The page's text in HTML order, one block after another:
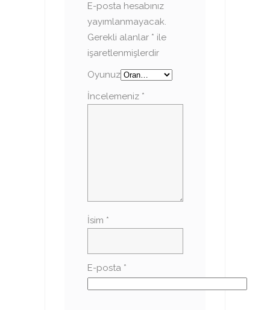
E-posta hesabınız
yayımlanmayacak.
Gerekli alanlar * ile
işaretlenmişlerdir
Oyunuz
İncelemeniz *
İsim *
E-posta *